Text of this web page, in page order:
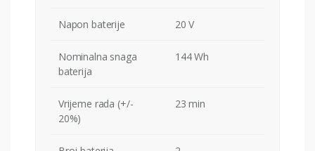
Napon baterije 20 V
Nominalna snaga
baterija
144 Wh
Vrijeme rada (+/-
20%)
23 min